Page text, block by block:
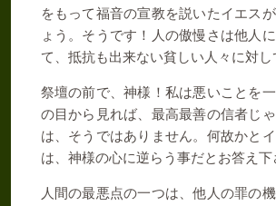
をもって福音の宣教を説いたイエス
ょう。そうです！人の傲慢さは他人
て、抵抗も出来ない貧しい人々に対し
祭壇の前で、神様！私は悪いことを
の目から見れば、最高最善の信者じ
は、そうではありません。何故かと
は、神様の心に逆らう事だとお答え
人間の最悪点の一つは、他人の罪の